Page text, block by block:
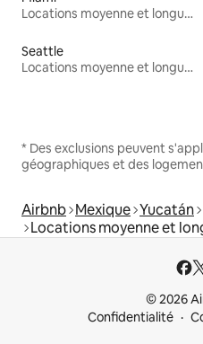
Locations moyenne et longue durée
Seattle
Locations moyenne et longue durée
* Des exclusions peuvent
géographiques et des
Airbnb Mexique Yucatán
Locations moyenne et
© 2026
Confidentialité